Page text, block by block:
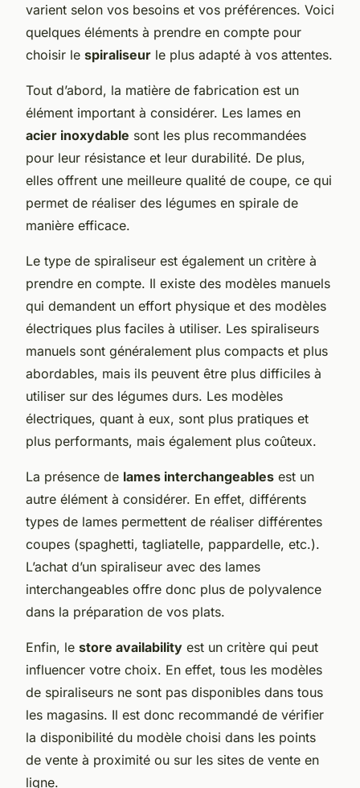
varient selon vos besoins et vos préférences. Voici
quelques éléments à prendre en compte pour
choisir le spiraliseur le plus adapté à vos attentes.
Tout d’abord, la matière de fabrication est un
élément important à considérer. Les lames en
acier inoxydable sont les plus recommandées
pour leur résistance et leur durabilité. De plus,
elles offrent une meilleure qualité de coupe, ce qui
permet de réaliser des légumes en spirale de
manière efficace.
Le type de spiraliseur est également un critère à
prendre en compte. Il existe des modèles manuels
qui demandent un effort physique et des modèles
électriques plus faciles à utiliser. Les spiraliseurs
manuels sont généralement plus compacts et plus
abordables, mais ils peuvent être plus difficiles à
utiliser sur des légumes durs. Les modèles
électriques, quant à eux, sont plus pratiques et
plus performants, mais également plus coûteux.
La présence de lames interchangeables est un
autre élément à considérer. En effet, différents
types de lames permettent de réaliser différentes
coupes (spaghetti, tagliatelle, pappardelle, etc.).
L’achat d’un spiraliseur avec des lames
interchangeables offre donc plus de polyvalence
dans la préparation de vos plats.
Enfin, le store availability est un critère qui peut
influencer votre choix. En effet, tous les modèles
de spiraliseurs ne sont pas disponibles dans tous
les magasins. Il est donc recommandé de vérifier
la disponibilité du modèle choisi dans les points
de vente à proximité ou sur les sites de vente en
ligne.